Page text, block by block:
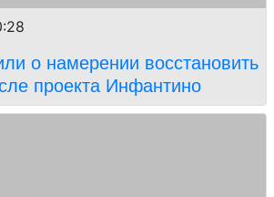
о намерении восстановить
проекта Инфантино